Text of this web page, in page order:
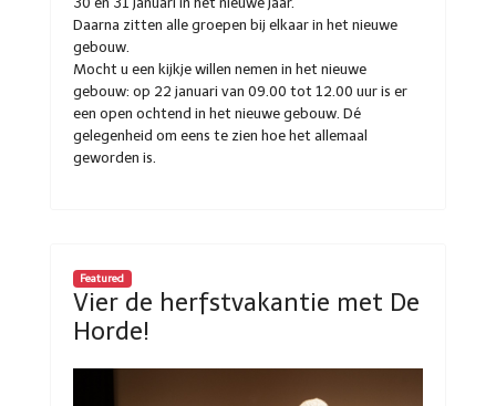
Daarna zitten alle groepen bij elkaar in het nieuwe
gebouw.
Mocht u een kijkje willen nemen in het nieuwe
gebouw: op 22 januari van 09.00 tot 12.00 uur is er
een open ochtend in het nieuwe gebouw. Dé
gelegenheid om eens te zien hoe het allemaal
geworden is.
Featured
Vier de herfstvakantie met De
Horde!